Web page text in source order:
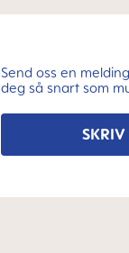
Send oss en
deg så snart som